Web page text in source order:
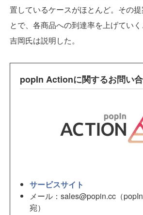
置しているケースがほとんど。その
とで、各商品への到達率を上げていく
吉岡氏は説明した。
popIn Actionに関するお問い
サービスサイト
メール：sales@popin.cc（
宛）